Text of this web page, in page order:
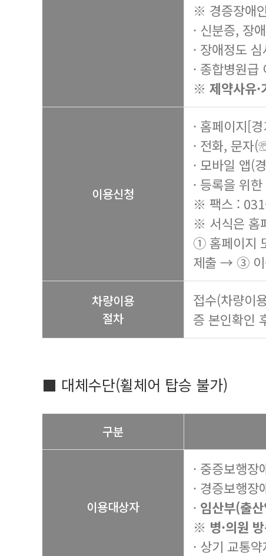
※ 경증장애
· 신분증, 장
· 장애정도
· 종합병원급
※ 제약사유·
이용신청
· 홈페이지[
· 전화, 문
· 모바일 앱(
· 등록을 위
※ 팩스 :
※ 서식은 홈
① 홈페이지
제출 → ③ 이
차량이용
절차
접수(차량이
증 본인확인
■ 대체수단(휠체어 탑승 불가)
구분
이용대상자
· 중증보행장
· 경증보행장
· 임산부(출
※ 병·의원
· 상기 교통